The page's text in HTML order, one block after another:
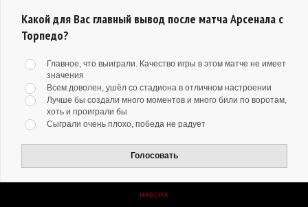
Какой для Вас главный вывод после матча Арсенала с
Торпедо?
Главное, что выиграли. Качество игры в этом матче не имеет
значения
Всем доволен, ушёл со стадиона в отличном настроении
Лучше бы создали много моментов и много били по воротам,
хоть и проиграли бы
Сыграли очень плохо, победа не радует
Голосовать
НАВЕРХ